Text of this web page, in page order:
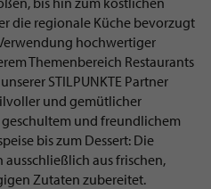
die regionale Küche bevorzugt
hochwertiger
Themenbereich Restaurants
STILPUNKTE Partner
und gemütlicher
und freundlichem
bis zum Dessert: Die
aus frischen,
Zutaten zubereitet.